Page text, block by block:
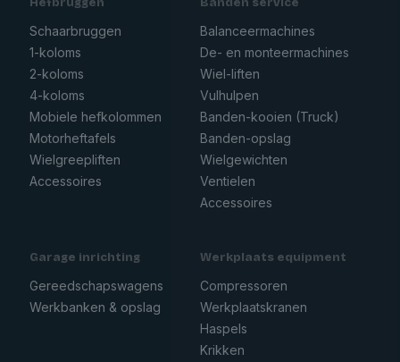
Schaarbruggen
1-koloms
2-koloms
4-koloms
Mobiele hefkolommen
Motorheftafels
Wielgreepliften
Accessoires
Balanceermachines
De- en monteermachines
Wiel-liften
Vulhulpen
Banden-kooien (Truck)
Banden-opslag
Wielgewichten
Ventielen
Accessoires
Garage inrichting
Gereedschapswagens
Werkbanken & opslag
Werkplaats equipment
Compressoren
Werkplaatskranen
Haspels
Krikken